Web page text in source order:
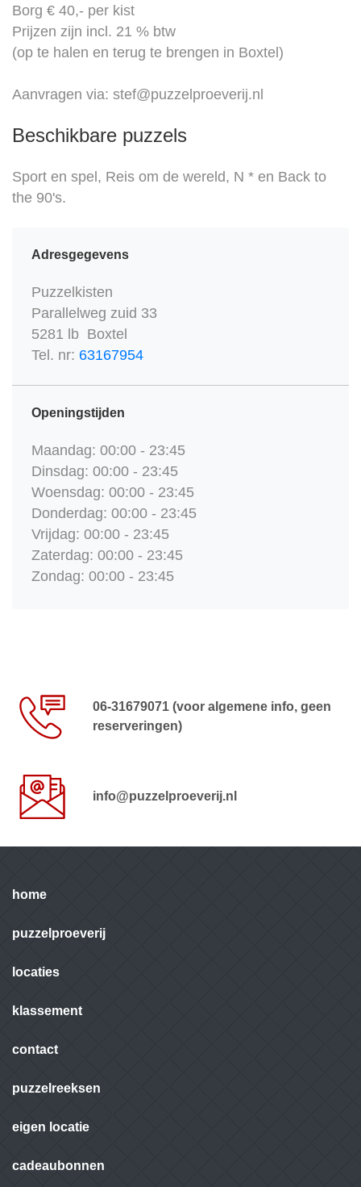
Borg € 40,- per kist
Prijzen zijn incl. 21 % btw
(op te halen en terug te brengen in Boxtel)
Aanvragen via: stef@puzzelproeverij.nl
Beschikbare puzzels
Sport en spel, Reis om de wereld, N * en Back to
the 90's.
Adresgegevens
Puzzelkisten
Parallelweg zuid 33
5281 lb Boxtel
Tel. nr: 63167954
Openingstijden
Maandag: 00:00 - 23:45
Dinsdag: 00:00 - 23:45
Woensdag: 00:00 - 23:45
Donderdag: 00:00 - 23:45
Vrijdag: 00:00 - 23:45
Zaterdag: 00:00 - 23:45
Zondag: 00:00 - 23:45
06-31679071 (voor algemene info, geen
reserveringen)
info@puzzelproeverij.nl
home
puzzelproeverij
locaties
klassement
contact
puzzelreeksen
eigen locatie
cadeaubonnen